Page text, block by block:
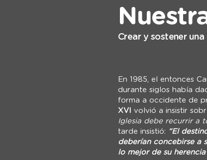
Crear y sostener
En 1985, el entonces
durante siglos había
forma a occidente de
XVI volvió a insistir
Iglesia debe recurrir a
tarde insistió: “El
deberían concebirse a
lo mejor de su